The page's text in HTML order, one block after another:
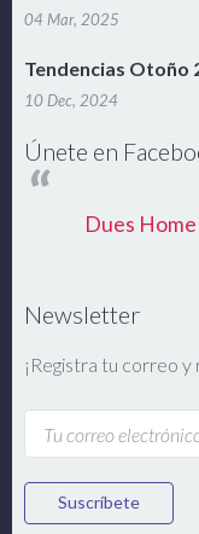
04 Mar, 2025
Tendencias Otoño
10 Dec, 2024
Únete en
Dues Home
Newsletter
¡Registra tu correo
Suscríbete